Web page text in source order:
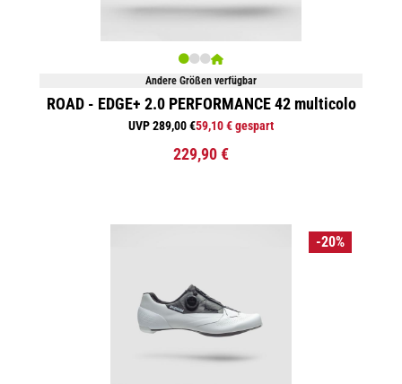
Andere Größen verfügbar
ROAD - EDGE+ 2.0 PERFORMANCE 42 multicolo
UVP 289,00 €59,10 € gespart
229,90 €
-20%